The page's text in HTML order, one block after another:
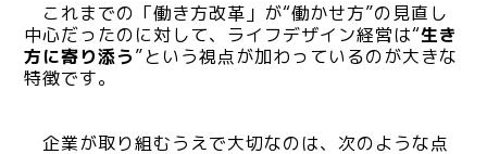
これまでの「働き方改革」が“働かせ方”の見直し
中心だったのに対して、 ライフデザイン経営は“生き
方に寄り添う”という視点が加わっているのが大きな
特徴です。
企業が取り組むうえで大切なのは、次のような点